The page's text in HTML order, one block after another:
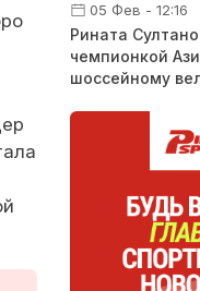
05 Фев - 12:16
Рината
чемпионкой
шоссейному